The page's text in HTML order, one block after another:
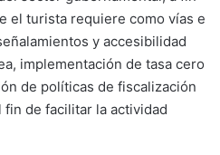
el turista requiere como vías e
y accesibilidad
implementación de tasa cero
de políticas de fiscalización
de facilitar la actividad